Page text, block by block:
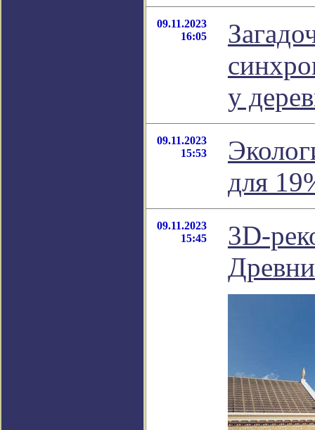
09.11.2023
16:05
у
09.11.2023
15:53
для
09.11.2023
15:45
3D-